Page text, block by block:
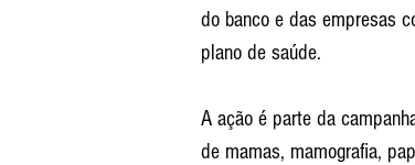
do banco e das empresas
plano de saúde.
A ação é parte da
de mamas, mamografia,